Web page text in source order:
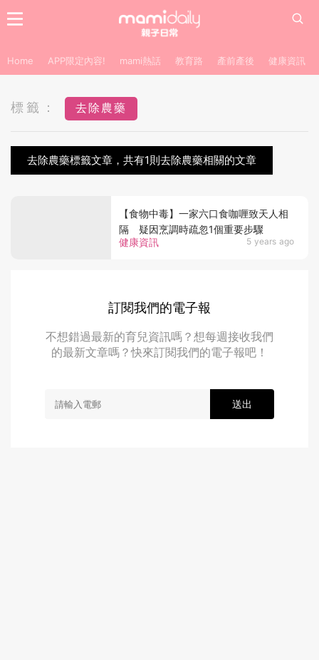
Home APP限定內容! mami熱話 教育路 產前產後 健康資訊
標籤： 去除農藥
去除農藥標籤文章，共有1則去除農藥相關的文章
健康資訊 5 years ago
【食物中毒】一家六口食咖喱致天人相
隔 疑因烹調時疏忽1個重要步驟
訂閱我們的電子報
不想錯過最新的育兒資訊嗎？想每週接收我們
的最新文章嗎？快來訂閱我們的電子報吧！
送出